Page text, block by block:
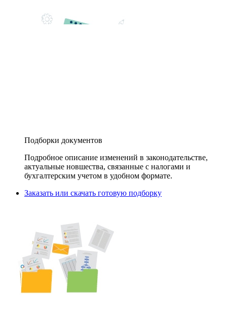
Подборки документов
Подробное описание изменений в законодательстве,
актуальные новшества, связанные с налогами и
бухгалтерским учетом в удобном формате.
Заказать или скачать готовую подборку